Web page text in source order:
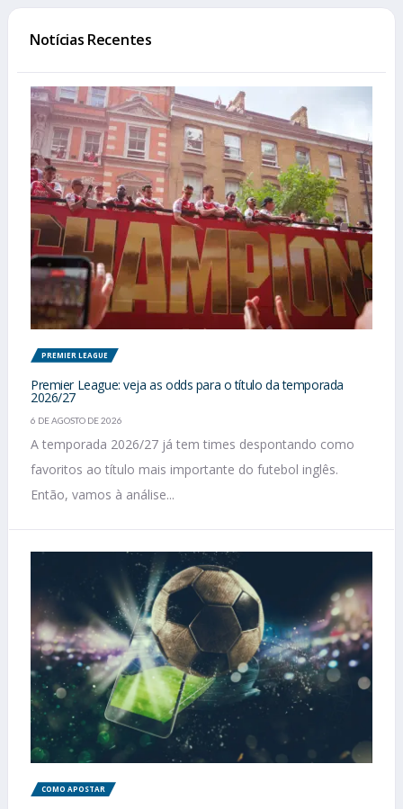
Notícias Recentes
PREMIER LEAGUE
Premier League: veja as odds para o título da temporada
2026/27
6 DE AGOSTO DE 2026
A temporada 2026/27 já tem times despontando como
favoritos ao título mais importante do futebol inglês.
Então, vamos à análise...
COMO APOSTAR